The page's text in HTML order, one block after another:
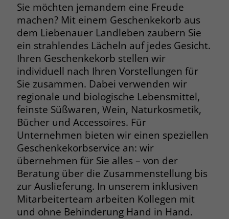
Sie möchten jemandem eine Freude
machen? Mit einem Geschenkekorb aus
dem Liebenauer Landleben zaubern Sie
ein strahlendes Lächeln auf jedes Gesicht.
Ihren Geschenkekorb stellen wir
individuell nach Ihren Vorstellungen für
Sie zusammen. Dabei verwenden wir
regionale und biologische Lebensmittel,
feinste Süßwaren, Wein, Naturkosmetik,
Bücher und Accessoires. Für
Unternehmen bieten wir einen speziellen
Geschenkekorbservice an: wir
übernehmen für Sie alles – von der
Beratung über die Zusammenstellung bis
zur Auslieferung. In unserem inklusiven
Mitarbeiterteam arbeiten Kollegen mit
und ohne Behinderung Hand in Hand.